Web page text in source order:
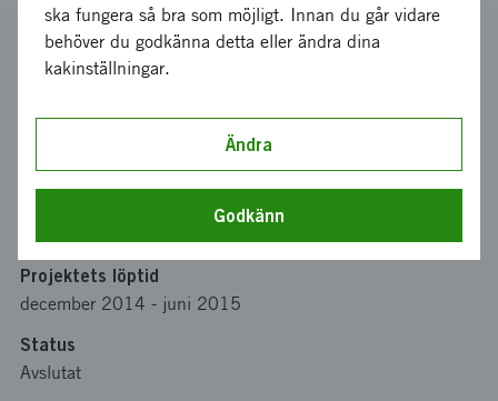
Diarienummer
2014-05090
Koordinator
Akademin för innovation, design
och teknik, Västerås
Projektets löptid
december 2014 - juni 2015
Status
Avslutat
ska fungera så bra som möjligt. Innan du går vidare
behöver du godkänna detta eller ändra dina
kakinställningar.
Ändra
Godkänn